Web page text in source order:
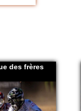
des frères